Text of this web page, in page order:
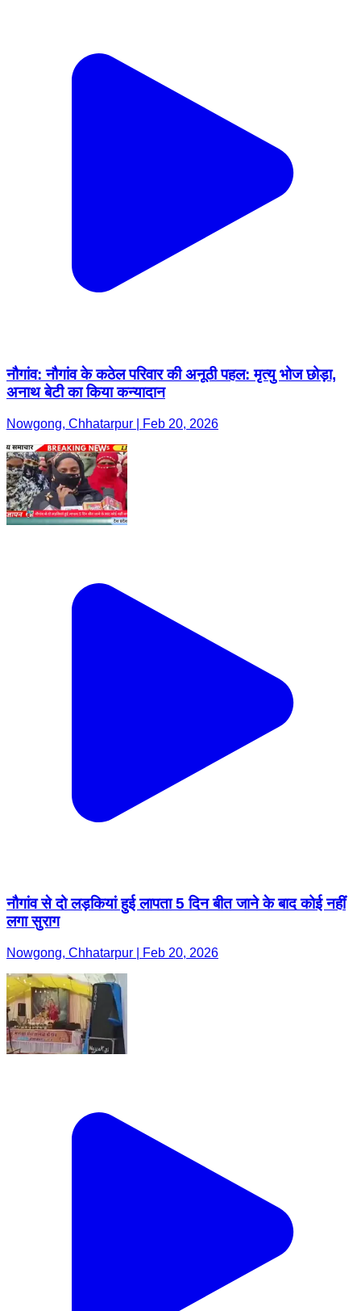
नौगांव: नौगांव के कठेल परिवार की अनूठी पहल: मृत्यु भोज छोड़ा,
अनाथ बेटी का किया कन्यादान
Nowgong, Chhatarpur | Feb 20, 2026
नौगांव से दो लड़कियां हुई लापता 5 दिन बीत जाने के बाद कोई नहीं
लगा सुराग
Nowgong, Chhatarpur | Feb 20, 2026